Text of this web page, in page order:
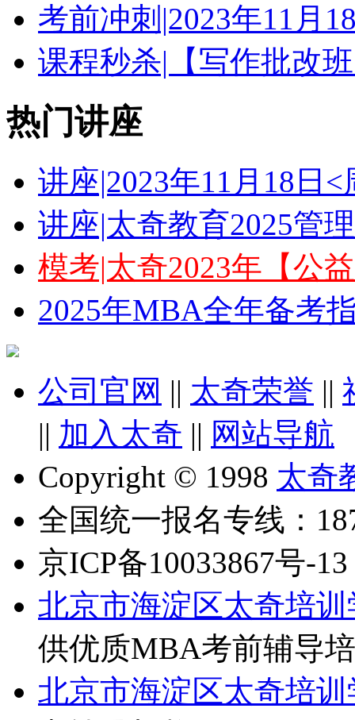
考前冲刺|2023年11月
课程秒杀|【写作批改
热门讲座
讲座|2023年11月18日
讲座|太奇教育2025管
模考|太奇2023年【公
2025年MBA全年备考
公司官网 || 太奇荣誉 ||
|| 加入太奇 || 网站导航
Copyright © 1998 太奇
全国统一报名专线：
京ICP备10033867号-13
北京市海淀区太奇培训
供优质MBA考前辅导
北京市海淀区太奇培训